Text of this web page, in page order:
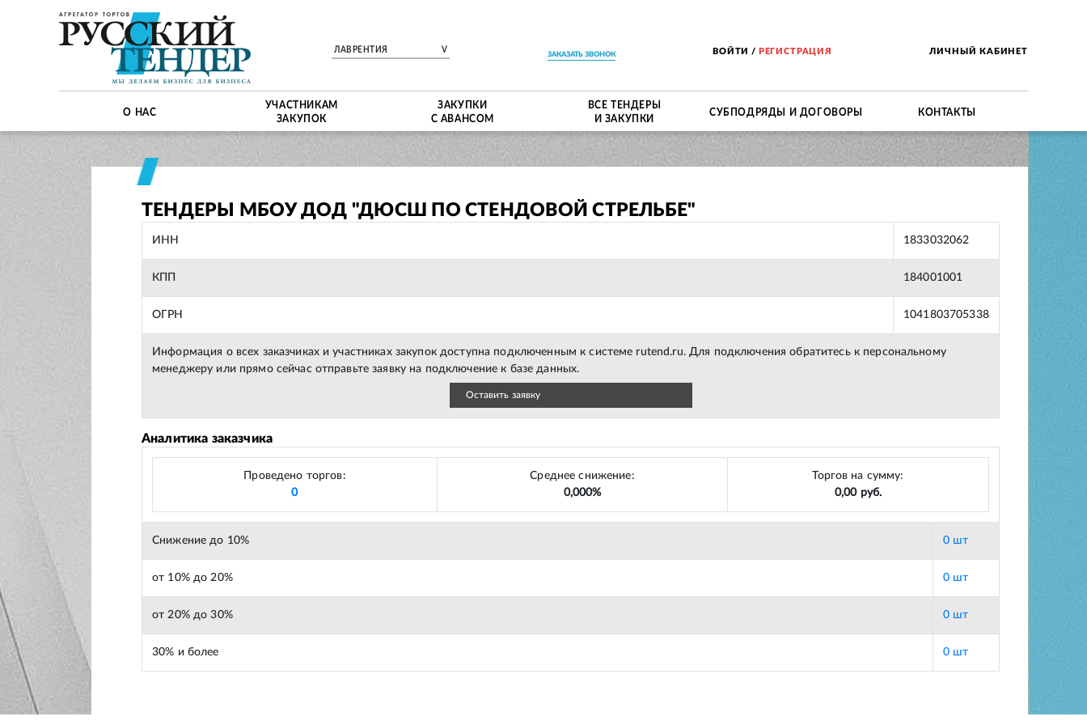
ЛАВРЕНТИЯ V ЗАКАЗАТЬ ЗВОНОК ВОЙТИ / РЕГИСТРАЦИЯ ЛИЧНЫЙ КАБИНЕТ
О НАС
УЧАСТНИКАМ
ЗАКУПОК
ЗАКУПКИ
С АВАНСОМ
ВСЕ ТЕНДЕРЫ
И ЗАКУПКИ
СУБПОДРЯДЫ И ДОГОВОРЫ КОНТАКТЫ
ТЕНДЕРЫ МБОУ ДОД "ДЮСШ ПО СТЕНДОВОЙ СТРЕЛЬБЕ"
ИНН 1833032062
КПП 184001001
ОГРН 1041803705338
Информация о всех заказчиках и участниках закупок доступна подключенным к системе rutend.ru. Для подключения обратитесь к персональному
менеджеру или прямо сейчас отправьте заявку на подключение к базе данных.
Оставить заявку
Аналитика заказчика
Проведено торгов:
0
Среднее снижение:
0,000%
Торгов на сумму:
0,00 руб.
Снижение до 10% 0 шт
от 10% до 20% 0 шт
от 20% до 30% 0 шт
30% и более 0 шт